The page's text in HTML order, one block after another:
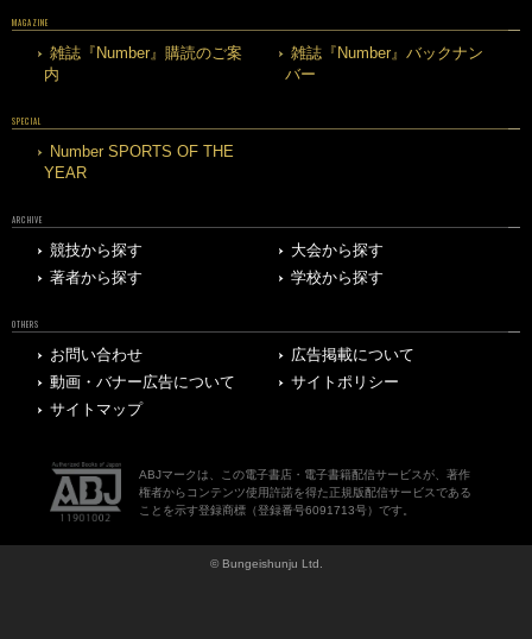
MAGAZINE
雑誌『Number』購読のご案
内
雑誌『Number』バックナン
バー
SPECIAL
Number SPORTS OF THE
YEAR
ARCHIVE
競技から探す
大会から探す
著者から探す
学校から探す
OTHERS
お問い合わせ
広告掲載について
動画・バナー広告について
サイトポリシー
サイトマップ
ABJマークは、この電子書店・電子書籍配信サービスが、著作
権者からコンテンツ使用許諾を得た正規版配信サービスである
ことを示す登録商標（登録番号6091713号）です。
© Bungeishunju Ltd.